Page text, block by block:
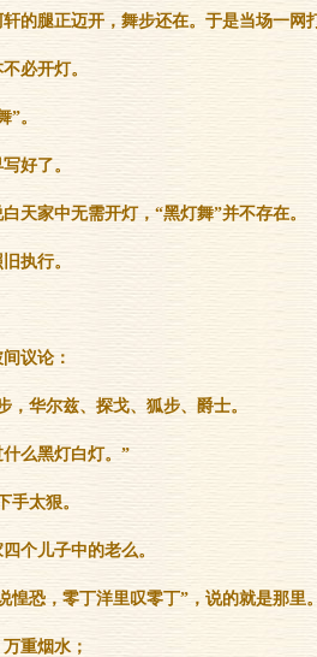
的腿正迈开，舞步还在。于是当场一网
必开灯。
”。
好了。
天家中无需开灯，“黑灯舞”并不存在。
执行。
议论：
，华尔兹、探戈、狐步、爵士。
么黑灯白灯。”
太狠。
个儿子中的老么。
惶恐，零丁洋里叹零丁”，说的就是那里。
重烟水；